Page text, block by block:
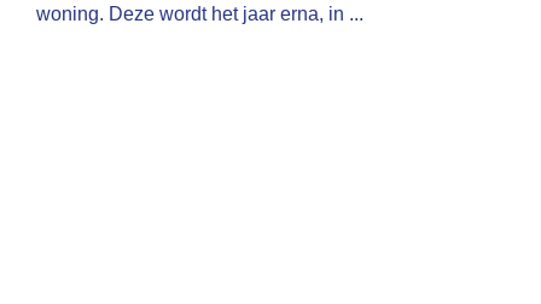
woning. Deze wordt het jaar erna, in